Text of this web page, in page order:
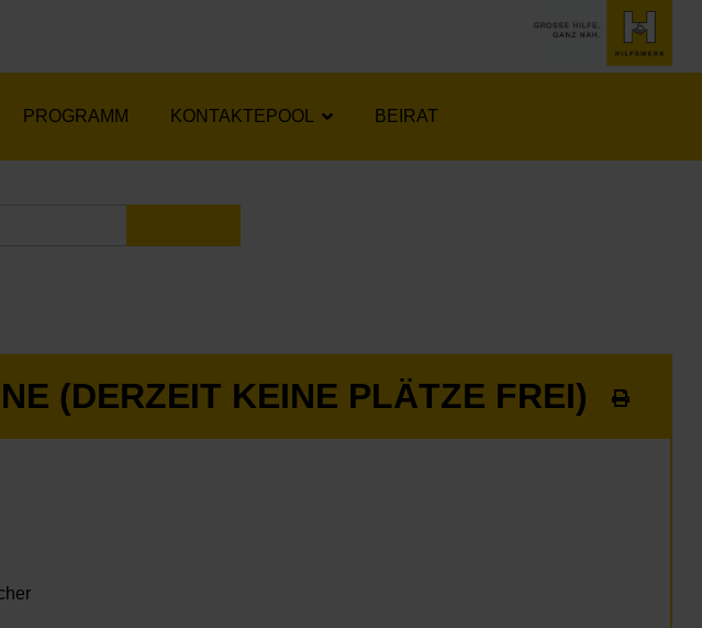
PROGRAMM KONTAKTEPOOL BEIRAT
(DERZEIT KEINE PLÄTZE FREI)